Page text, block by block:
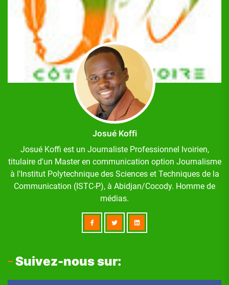
Josué Koffi
Josué Koffi est un Journaliste Professionnel Ivoirien,
titulaire d'un Master en communication option Journalisme
à l'Institut Polytechnique des Sciences et Techniques de la
Communication (ISTC-P), à Abidjan/Cocody. Homme de
médias.
Suivez-nous sur: